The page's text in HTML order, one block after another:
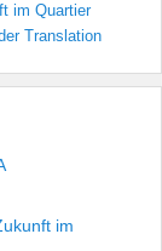
im Quartier
Translation
im